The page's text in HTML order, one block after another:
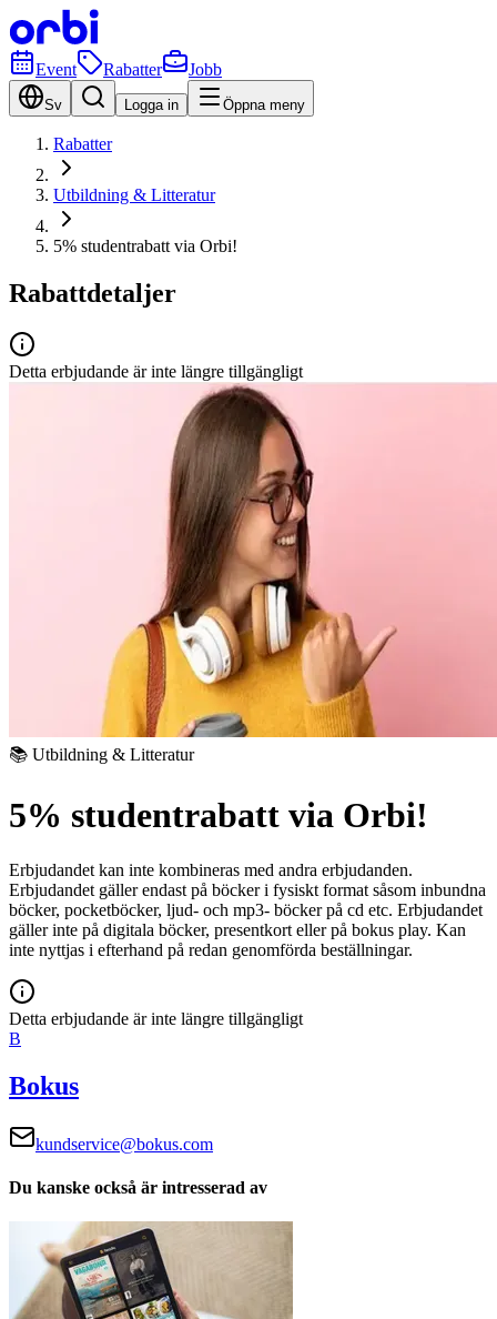
Event Rabatter Jobb
Sv Logga in Öppna meny
Rabatter
Utbildning & Litteratur
5% studentrabatt via Orbi!
Rabattdetaljer
Detta erbjudande är inte längre tillgängligt
📚 Utbildning & Litteratur
5% studentrabatt via Orbi!
Erbjudandet kan inte kombineras med andra erbjudanden.
Erbjudandet gäller endast på böcker i fysiskt format såsom inbundna
böcker, pocketböcker, ljud- och mp3- böcker på cd etc. Erbjudandet
gäller inte på digitala böcker, presentkort eller på bokus play. Kan
inte nyttjas i efterhand på redan genomförda beställningar.
Detta erbjudande är inte längre tillgängligt
B
Bokus
kundservice@bokus.com
Du kanske också är intresserad av